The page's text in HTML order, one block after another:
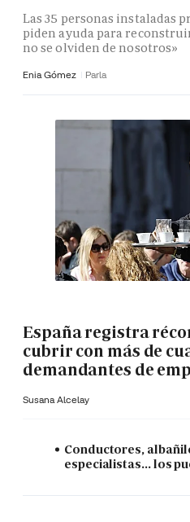
Las 35 personas instaladas
piden ayuda para
no se olviden de nosotros»
Enia Gómez Parla
España registra
cubrir con más de
demandantes de
Susana Alcelay
Conductores,
especialistas... los